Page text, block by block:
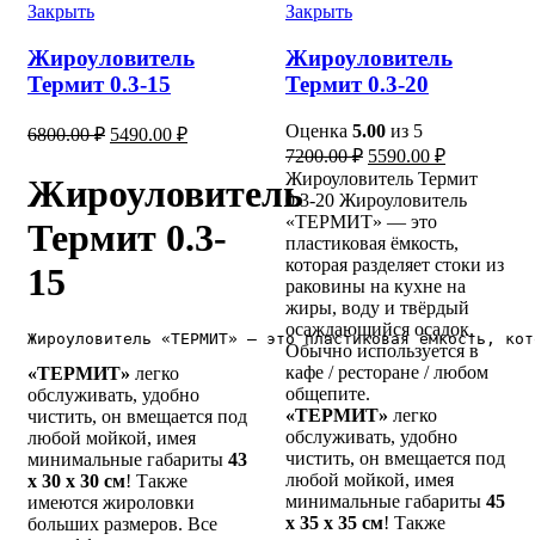
Закрыть
Жироуловитель
Термит 0.3-15
6800.00₽ Первоначальная
6800.00 ₽.
5490.00 ₽Текущая
Жироуловитель
Термит 0.3-
15
Жироуловитель «ТЕРМИТ» — это пластиковая ёмкость,
«ТЕРМИТ» легко
обслуживать, удобно
чистить, он вмещается под
любой мойкой, имея
минимальные габариты 43
х 30 х 30 см! Также
имеются жироловки
больших размеров. Все
Закрыть
Жироуловитель
Термит 0.3-20
Оценка 5.00 из 5
7200.00₽ Первоначальная
цена
составляла
7200.00 ₽.
5590.00 ₽Текущая
цена:
5590.00 ₽.
Жироуловитель Термит
0.3-20 Жироуловитель
«ТЕРМИТ» — это
пластиковая ёмкость,
которая разделяет стоки из
раковины на кухне на
жиры, воду и твёрдый
осаждающийся осадок.
Обычно используется в
кафе / ресторане / любом
общепите.
«ТЕРМИТ» легко
обслуживать, удобно
чистить, он вмещается под
любой мойкой, имея
минимальные габариты 45
х 35 х 35 см! Также